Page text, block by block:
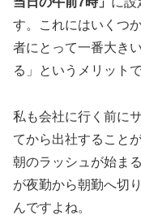
す。これにはいくつ
者にとって一番大き
る」というメリット
私も会社に行く前に
てから出社すること
朝のラッシュが始ま
が夜勤から朝勤へ切
んですよね。